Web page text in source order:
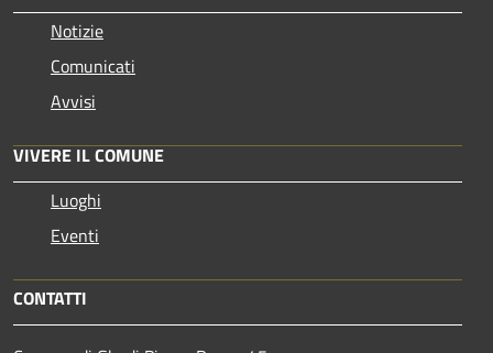
Notizie
Comunicati
Avvisi
VIVERE IL COMUNE
Luoghi
Eventi
CONTATTI